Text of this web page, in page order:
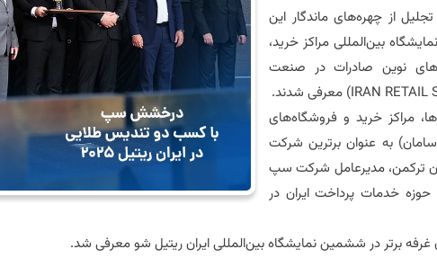
از چهره‌های ماندگار این
بین‌المللی مراکز خرید،
نوین صادرات در صنعت
IRAN RETAIL) معرفی شدند.
مراکز خرید و فروشگاه‌های
به عنوان برترین شرکت
ترکمن، مدیرعامل شرکت سپ
حوزه خدمات پرداختایران در
برتر در ششمین نمایشگاه بین‌المللی ایران ریتیل شو معرفی شد.